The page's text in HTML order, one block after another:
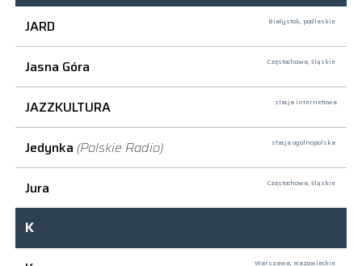
JARD
Białystok, podlaskie
Jasna Góra Częstochowa, śląskie
JAZZKULTURA stacja internetowa
Jedynka (Polskie Radio) stacja ogólnopolska
Jura Częstochowa, śląskie
K
Warszawa, mazowieckie